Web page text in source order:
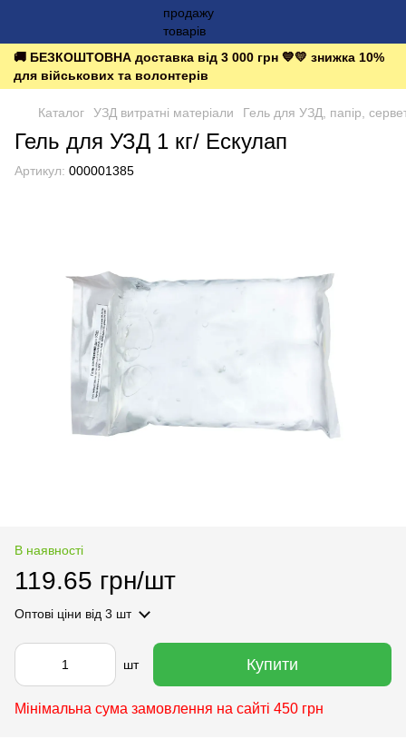
🚚 БЕЗКОШТОВНА доставка від 3 000 грн 💙💛 знижка 10%
для військових та волонтерів
Каталог УЗД витратні матеріали Гель для УЗД, папір,
Гель для УЗД 1 кг/ Ескулап
Артикул: 000001385
В наявності
119.65 грн/шт
Оптові ціни від 3 шт
шт Купити
Мінімальна сума замовлення на сайті 450 грн